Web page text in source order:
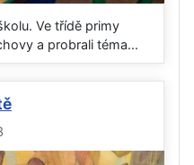
Ve třídě primy
a probrali téma...